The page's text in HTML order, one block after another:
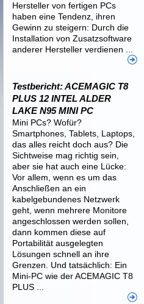
Hersteller von fertigen PCs
haben eine Tendenz, ihren
Gewinn zu steigern: Durch die
Installation von Zusatzsoftware
anderer Hersteller verdienen ...
Testbericht: ACEMAGIC T8
PLUS 12 INTEL ALDER
LAKE N95 MINI PC
Mini PCs? Wofür?
Smartphones, Tablets, Laptops,
das alles reicht doch aus? Die
Sichtweise mag richtig sein,
aber sie hat auch eine Lücke:
Vor allem, wenn es um das
Anschließen an ein
kabelgebundenes Netzwerk
geht, wenn mehrere Monitore
angeschlossen werden sollen,
dann kommen diese auf
Portabilität ausgelegten
Lösungen schnell an ihre
Grenzen. Und tatsächlich: Ein
Mini-PC wie der ACEMAGIC T8
PLUS ...